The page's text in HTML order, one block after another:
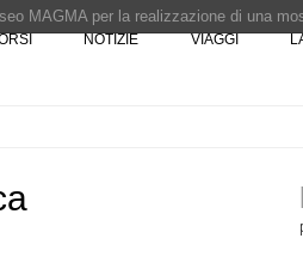
NOTIZIE VIAGGI
MAGMA per la realizzazione di una
· Al vincitore un premio di 5.000